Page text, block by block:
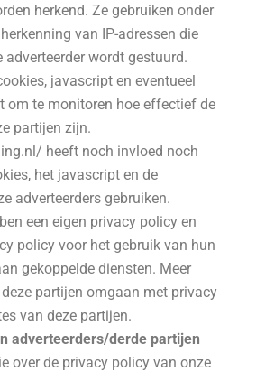
herkend. Ze gebruiken onder
van IP-adressen die
adverteerder wordt gestuurd.
javascript en eventueel
om te monitoren hoe effectief de
partijen zijn.
heeft noch invloed noch
het javascript en de
adverteerders gebruiken.
een eigen privacy policy en
policy voor het gebruik van hun
gekoppelde diensten. Meer
partijen omgaan met privacy
van deze partijen.
adverteerders/derde partijen
over de privacy policy van onze